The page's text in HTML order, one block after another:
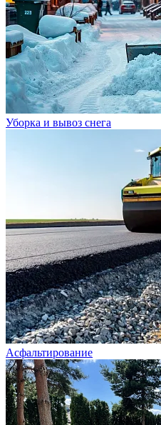
Уборка и вывоз снега
Асфальтирование